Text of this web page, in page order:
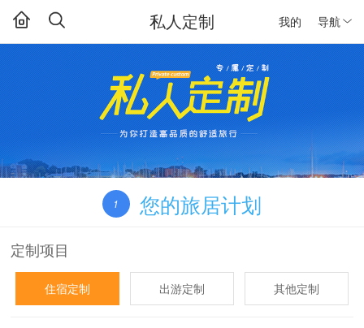
我的 导航
私人定制
1 您的旅居计划
定制项目
住宿定制 出游定制 其他定制